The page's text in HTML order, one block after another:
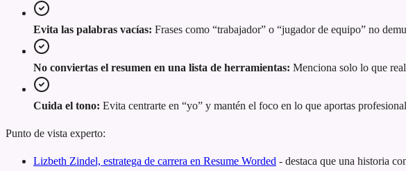
Evita las palabras vacías: Frases como “trabajador” o “jugador de equipo” no
No conviertas el resumen en una lista de herramientas: Menciona solo lo que
Cuida el tono: Evita centrarte en “yo” y mantén el foco en lo que aportas
Punto de vista experto:
Lizbeth Zindel, estratega de carrera en Resume Worded - destaca que una historia